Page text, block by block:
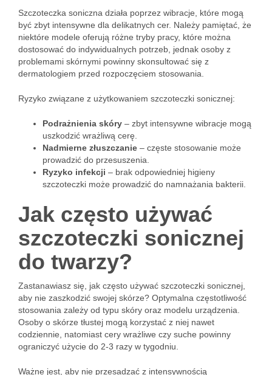
Szczoteczka soniczna działa poprzez wibracje, które mogą
być zbyt intensywne dla delikatnych cer. Należy pamiętać, że
niektóre modele oferują różne tryby pracy, które można
dostosować do indywidualnych potrzeb, jednak osoby z
problemami skórnymi powinny skonsultować się z
dermatologiem przed rozpoczęciem stosowania.
Ryzyko związane z użytkowaniem szczoteczki sonicznej:
Podrażnienia skóry – zbyt intensywne wibracje mogą
uszkodzić wrażliwą cerę.
Nadmierne złuszczanie – częste stosowanie może
prowadzić do przesuszenia.
Ryzyko infekcji – brak odpowiedniej higieny
szczoteczki może prowadzić do namnażania bakterii.
Jak często używać
szczoteczki sonicznej
do twarzy?
Zastanawiasz się, jak często używać szczoteczki sonicznej,
aby nie zaszkodzić swojej skórze? Optymalna częstotliwość
stosowania zależy od typu skóry oraz modelu urządzenia.
Osoby o skórze tłustej mogą korzystać z niej nawet
codziennie, natomiast cery wrażliwe czy suche powinny
ograniczyć użycie do 2-3 razy w tygodniu.
Ważne jest, aby nie przesadzać z intensywnością